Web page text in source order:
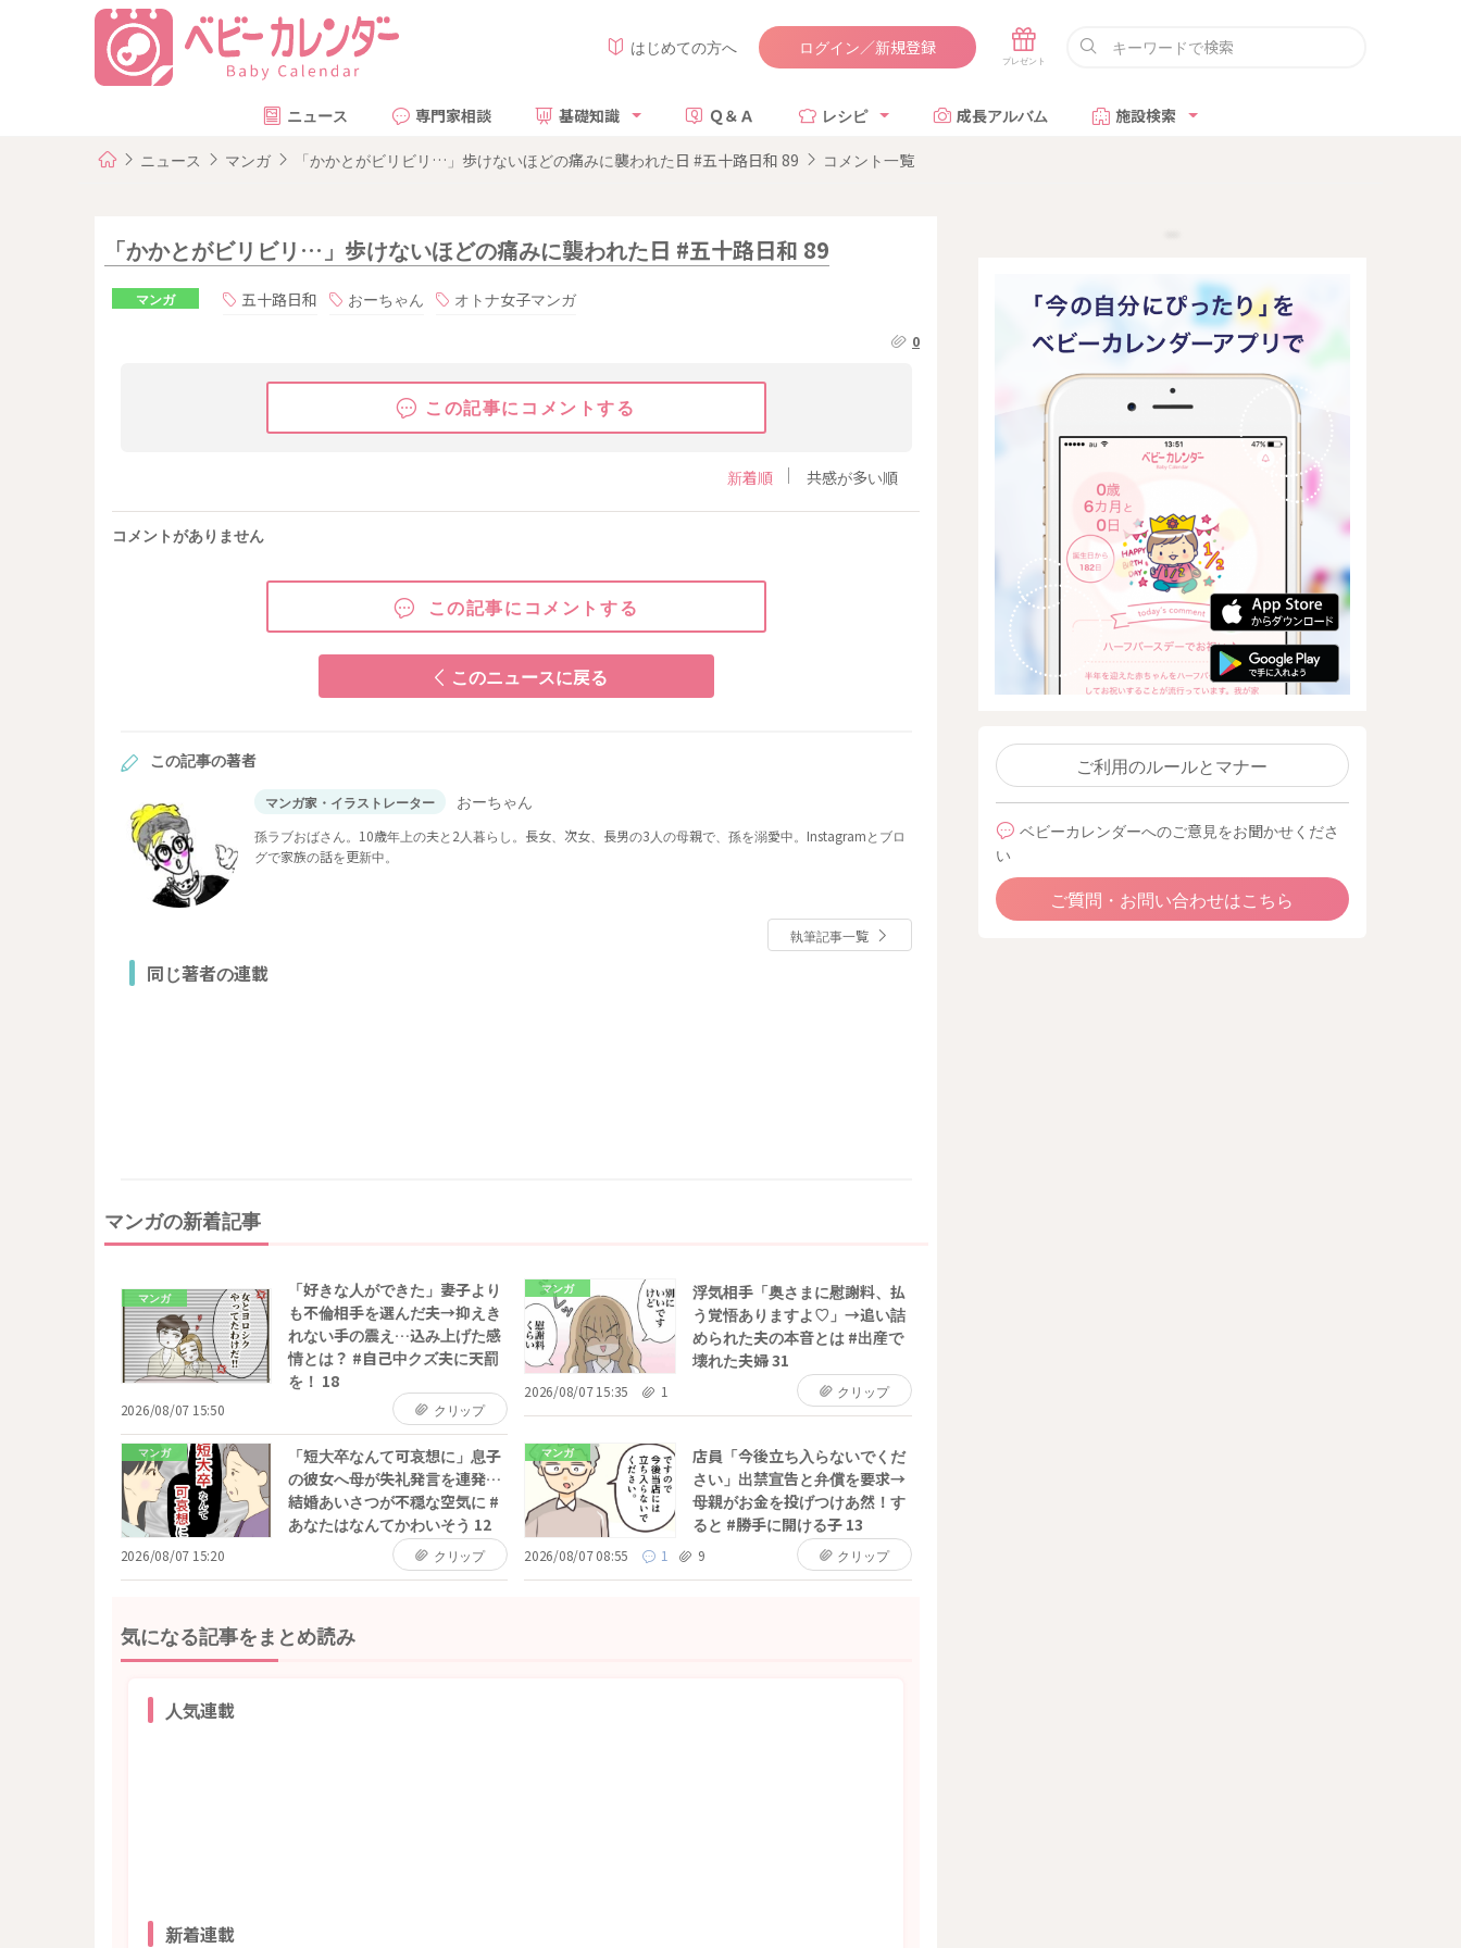
はじめての方へ ログイン／新規登録
ニュース 専門家相談 基礎知識 Ｑ＆Ａ レシピ 成長アルバム 施設検索
ニュース マンガ 「かかとがビリビリ…」歩けないほどの痛みに襲われた日 #五十路日和 89 コメント一覧
「かかとがビリビリ…」歩けないほどの痛みに襲われた日 #五十路日和 89
マンガ 五十路日和 おーちゃん オトナ女子マンガ
0
この記事にコメントする
新着順 共感が多い順
コメントがありません
この記事にコメントする
このニュースに戻る
この記事の著者
マンガ家・イラストレーター おーちゃん
孫ラブおばさん。10歳年上の夫と2人暮らし。長女、次女、長男の3人の母親で、孫を溺愛中。Instagramとブロ
グで家族の話を更新中。
執筆記事一覧
同じ著者の連載
マンガの新着記事
マンガ
「好きな人ができた」妻子より
も不倫相手を選んだ夫→抑えき
れない手の震え…込み上げた感
情とは？ #自己中クズ夫に天罰
を！ 18
2026/08/07 15:50 クリップ
マンガ
浮気相手「奥さまに慰謝料、払
う覚悟ありますよ♡」→追い詰
められた夫の本音とは #出産で
壊れた夫婦 31
2026/08/07 15:35 1 クリップ
マンガ
「短大卒なんて可哀想に」息子
の彼女へ母が失礼発言を連発…
結婚あいさつが不穏な空気に #
あなたはなんてかわいそう 12
2026/08/07 15:20 クリップ
マンガ
店員「今後立ち入らないでくだ
さい」出禁宣告と弁償を要求→
母親がお金を投げつけあ然！す
ると #勝手に開ける子 13
2026/08/07 08:55 1 9 クリップ
気になる記事をまとめ読み
人気連載
新着連載
ご利用のルールとマナー
ベビーカレンダーへのご意見をお聞かせくださ
い
ご質問・お問い合わせはこちら